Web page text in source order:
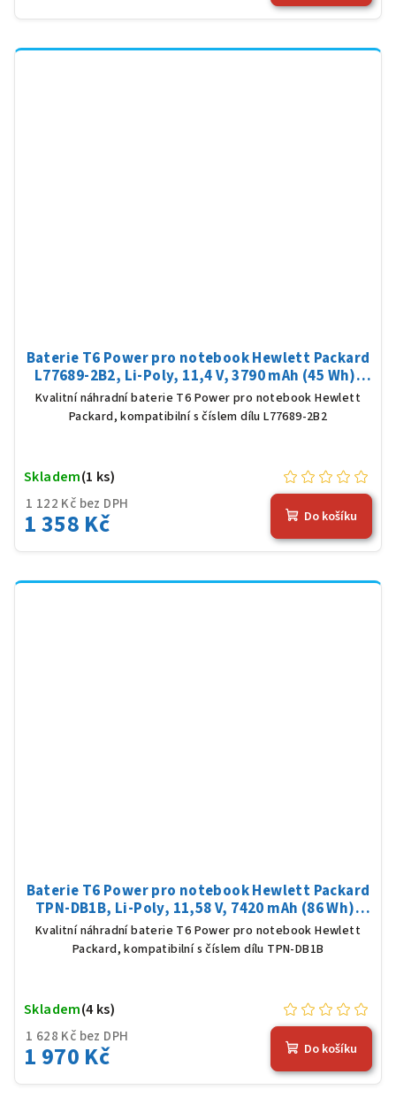
Baterie T6 Power pro notebook Hewlett Packard
L77689-2B2, Li-Poly, 11,4 V, 3790 mAh (45 Wh),
černá
Kvalitní náhradní baterie T6 Power pro notebook Hewlett
Packard, kompatibilní s číslem dílu L77689-2B2
1 122 Kč bez DPH
1 358 Kč
Skladem(1 ks)
Do košíku
Baterie T6 Power pro notebook Hewlett Packard
TPN-DB1B, Li-Poly, 11,58 V, 7420 mAh (86 Wh),
černá
Kvalitní náhradní baterie T6 Power pro notebook Hewlett
Packard, kompatibilní s číslem dílu TPN-DB1B
1 628 Kč bez DPH
1 970 Kč
Skladem(4 ks)
Do košíku